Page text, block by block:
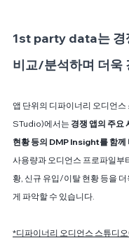
1st party data는 경
비교/분석하며 더욱
앱 단위의 디파이너리 오디언
STudio)에서는 경쟁 앱의 주요
현황 등의 DMP Insight를 함께
사용량과 오디언스 프로파일부
황, 신규 유입/이탈 현황 등을
게 파악할 수 있습니다.
*디파이너리 오디언스 스튜디